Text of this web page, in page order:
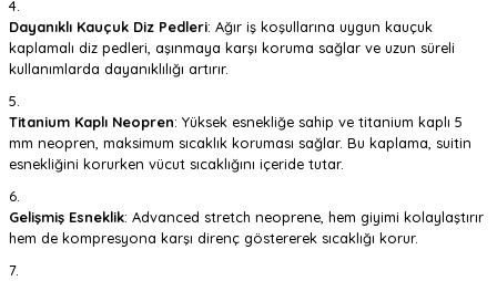
Dayanıklı Kauçuk Diz Pedleri: Ağır iş koşullarına uygun kauçuk
kaplamalı diz pedleri, aşınmaya karşı koruma sağlar ve uzun süreli
kullanımlarda dayanıklılığı artırır.
Titanium Kaplı Neopren: Yüksek esnekliğe sahip ve titanium kaplı 5
mm neopren, maksimum sıcaklık koruması sağlar. Bu kaplama, suitin
esnekliğini korurken vücut sıcaklığını içeride tutar.
Gelişmiş Esneklik: Advanced stretch neoprene, hem giyimi kolaylaştırır
hem de kompresyona karşı direnç göstererek sıcaklığı korur.